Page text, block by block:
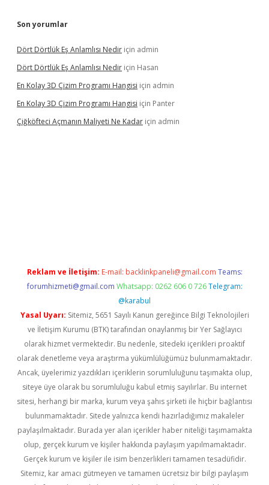
Son yorumlar
Dört Dörtlük Eş Anlamlısı Nedir için admin
Dört Dörtlük Eş Anlamlısı Nedir için Hasan
En Kolay 3D Çizim Programı Hangisi için admin
En Kolay 3D Çizim Programı Hangisi için Panter
Çiğköfteci Açmanın Maliyeti Ne Kadar için admin
Reklam ve İletişim: E-mail: backlinkpaneli@gmail.com Teams:
forumhizmeti@gmail.com Whatsapp: 0262 606 0 726 Telegram:
@karabul
Yasal Uyarı: Sitemiz, 5651 Sayılı Kanun gereğince Bilgi Teknolojileri
ve İletişim Kurumu (BTK) tarafından onaylanmış bir Yer Sağlayıcı
olarak hizmet vermektedir. Bu nedenle, sitedeki içerikleri proaktif
olarak denetleme veya araştırma yükümlülüğümüz bulunmamaktadır.
Ancak, üyelerimiz yazdıkları içeriklerin sorumluluğunu taşımakta olup,
siteye üye olarak bu sorumluluğu kabul etmiş sayılırlar. Bu internet
sitesi, herhangi bir marka, kurum veya şahıs şirketi ile hiçbir bağlantısı
bulunmamaktadır. Sitede yalnızca kendi hazırladığımız makaleler
paylaşılmaktadır. Burada yer alan içerikler haber niteliği taşımamakta
olup, gerçek kurum ve kişiler hakkında paylaşım yapılmamaktadır.
Gerçek kurum ve kişiler ile isim benzerlikleri tamamen tesadüfidir.
Sitemiz, kar amacı gütmeyen ve tamamen ücretsiz bir bilgi paylaşım